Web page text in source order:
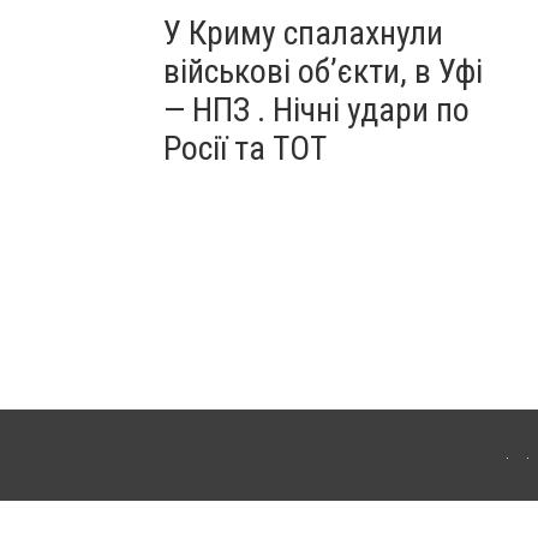
У Криму спалахнули
військові об’єкти, в Уфі
— НПЗ . Нічні удари по
Росії та ТОТ